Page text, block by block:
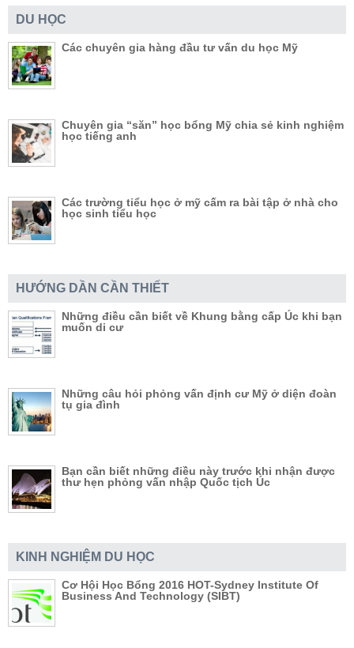
DU HỌC
Các chuyên gia hàng đầu tư vấn du học Mỹ
Chuyên gia “săn” học bổng Mỹ chia sẻ kinh nghiệm
học tiếng anh
Các trường tiểu học ở mỹ cấm ra bài tập ở nhà cho
học sinh tiểu học
HƯỚNG DẦN CẦN THIẾT
Những điều cần biết về Khung bằng cấp Úc khi bạn
muốn di cư
Những câu hỏi phỏng vấn định cư Mỹ ở diện đoàn
tụ gia đình
Bạn cần biết những điều này trước khi nhận được
thư hẹn phỏng vấn nhập Quốc tịch Úc
KINH NGHIỆM DU HỌC
Cơ Hội Học Bổng 2016 HOT-Sydney Institute Of
Business And Technology (SIBT)